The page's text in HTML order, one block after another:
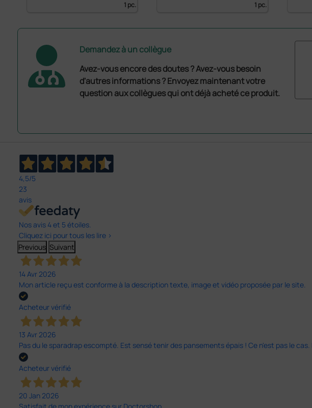
1 pc.
1 pc.
Demandez à un collègue
Avez-vous encore des doutes ? Avez-vous besoin
d'autres informations ? Envoyez maintenant votre
question aux collègues qui ont déjà acheté ce produit.
4,5/5
23
avis
Nos avis 4 et 5 étoiles.
Cliquez ici pour tous les lire >
Previous Suivant
14 Avr 2026
Mon article reçu est conforme à la description texte, image et vidéo proposée par le site.
Acheteur vérifié
13 Avr 2026
Pas du le sparadrap escompté. Est sensé tenir des pansements épais ! Ce n'est pas le
Acheteur vérifié
20 Jan 2026
Satisfait de mon expérience sur Doctorshop